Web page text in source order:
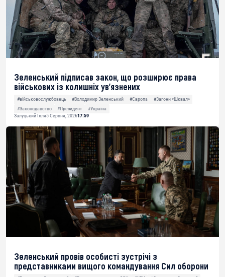
Зеленський підписав закон, що розширює права
військових із колишніх ув’язнених
#військовослужбовець #Володимир Зеленський #Європа
#Загони «Шквал»
#Законодавство
#Президент
#Україна
Залуцький Ілля5 Серпня, 202617:59
Зеленський провів особисті зустрічі з
представниками вищого командування Сил оборони